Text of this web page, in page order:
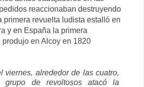
reaccionaban destruyendo
primera revuelta ludista estalló en
y en España la primera
en Alcoy en 1820
viernes, alrededor de las cuatro,
grupo de revoltosos atacó la